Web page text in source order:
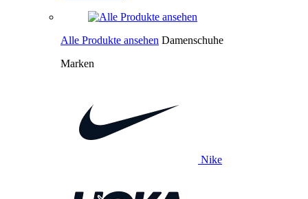
Alle Produkte ansehen Damenschuhe
Marken
Nike